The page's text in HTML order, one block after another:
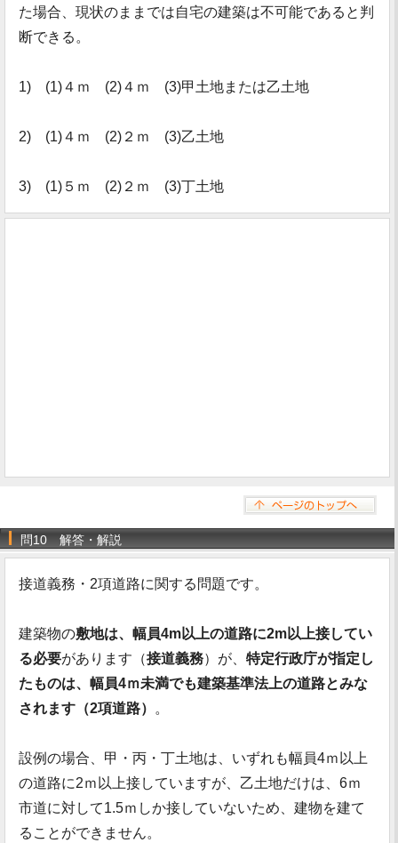
た場合、現状のままでは自宅の建築は不可能であると判
断できる。
1) (1)４ｍ (2)４ｍ (3)甲土地または乙土地
2) (1)４ｍ (2)２ｍ (3)乙土地
3) (1)５ｍ (2)２ｍ (3)丁土地
問10 解答・解説
接道義務・2項道路に関する問題です。
建築物の敷地は、幅員4m以上の道路に2m以上接してい
る必要があります（接道義務）が、 特定行政庁が指定し
たものは、幅員4ｍ未満でも建築基準法上の道路とみな
されます（2項道路）
。
設例の場合、甲・丙・丁土地は、いずれも幅員4ｍ以上
の道路に2ｍ以上接していますが、乙土地だけは、6ｍ
市道に対して1.5ｍしか接していないため、建物を建て
ることができません。